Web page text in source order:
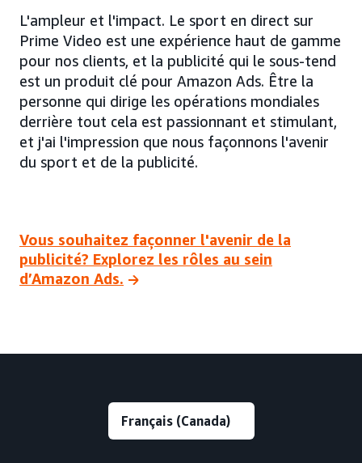
L'ampleur et l'impact. Le sport en direct sur
Prime Video est une expérience haut de gamme
pour nos clients, et la publicité qui le sous-tend
est un produit clé pour Amazon Ads. Être la
personne qui dirige les opérations mondiales
derrière tout cela est passionnant et stimulant,
et j'ai l'impression que nous façonnons l'avenir
du sport et de la publicité.
Vous souhaitez façonner l'avenir de la
publicité? Explorez les rôles au sein
d’Amazon Ads.